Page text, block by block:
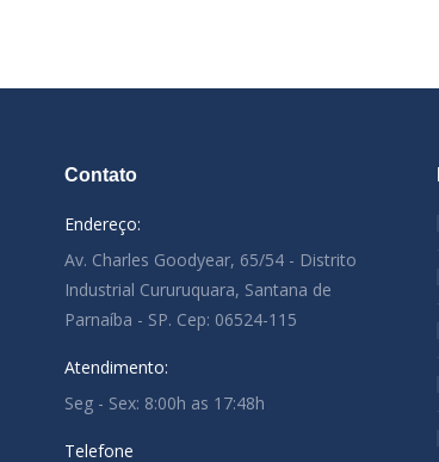
Contato
Endereço:
Av. Charles Goodyear, 65/54 - Distrito
Industrial Cururuquara, Santana de
Parnaíba - SP. Cep: 06524-115
Atendimento:
Seg - Sex: 8:00h as 17:48h
Telefone